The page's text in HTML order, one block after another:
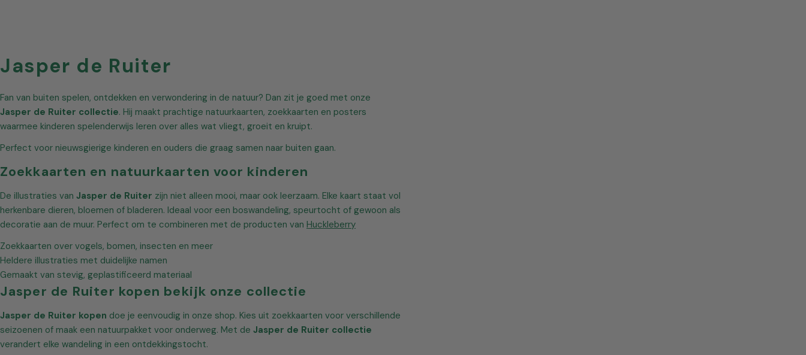
V
e
r
z
a
m
e
l
i
n
g
:
Jasper de Ruiter
Fan van buiten spelen, ontdekken en verwondering in de natuur? Dan zit je goed met onze
Jasper de Ruiter collectie. Hij maakt prachtige natuurkaarten, zoekkaarten en posters
waarmee kinderen spelenderwijs leren over alles wat vliegt, groeit en kruipt.
Perfect voor nieuwsgierige kinderen en ouders die graag samen naar buiten gaan.
Zoekkaarten en natuurkaarten voor kinderen
De illustraties van Jasper de Ruiter zijn niet alleen mooi, maar ook leerzaam. Elke kaart staat vol
herkenbare dieren, bloemen of bladeren. Ideaal voor een boswandeling, speurtocht of gewoon als
decoratie aan de muur. Perfect om te combineren met de producten van Huckleberry
Zoekkaarten over vogels, bomen, insecten en meer
Heldere illustraties met duidelijke namen
Gemaakt van stevig, geplastificeerd materiaal
Jasper de Ruiter kopen bekijk onze collectie
Jasper de Ruiter kopen doe je eenvoudig in onze shop. Kies uit zoekkaarten voor verschillende
seizoenen of maak een natuurpakket voor onderweg. Met de Jasper de Ruiter collectie
verandert elke wandeling in een ontdekkingstocht.